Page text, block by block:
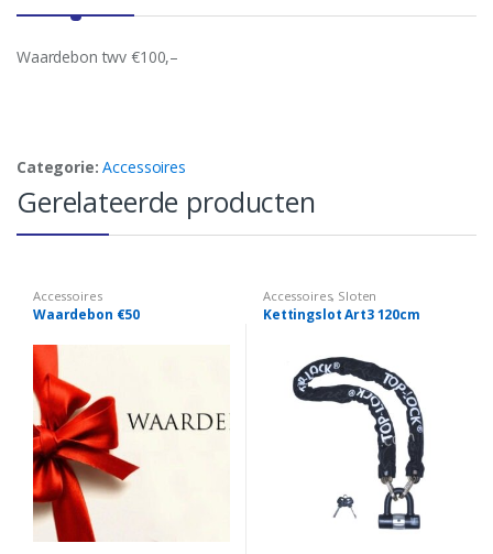
Waardebon twv €100,–
Categorie:Accessoires
Gerelateerde producten
Accessoires
Waardebon €50
Accessoires, Sloten
Kettingslot Art3 120cm